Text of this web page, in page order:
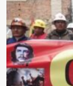
Justicia
laboral
frenó
los
despidos
en
el
Garrahan